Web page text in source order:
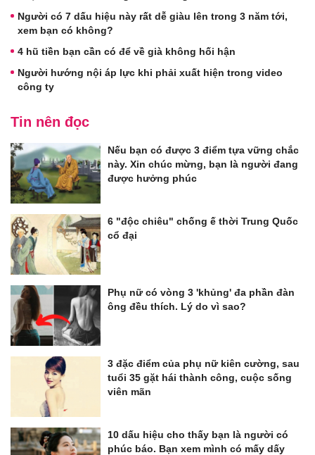
Người có 7 dấu hiệu này rất dễ giàu lên trong 3 năm tới,
xem bạn có không?
4 hũ tiền bạn cần có để về già không hối hận
Người hướng nội áp lực khi phải xuất hiện trong video
công ty
Tin nên đọc
Nếu bạn có được 3 điểm tựa vững chắc
này. Xin chúc mừng, bạn là người đang
được hưởng phúc
6 "độc chiêu" chống ế thời Trung Quốc
cổ đại
Phụ nữ có vòng 3 'khủng' đa phần đàn
ông đều thích. Lý do vì sao?
3 đặc điểm của phụ nữ kiên cường, sau
tuổi 35 gặt hái thành công, cuộc sống
viên mãn
10 dấu hiệu cho thấy bạn là người có
phúc báo. Bạn xem mình có mấy dấy